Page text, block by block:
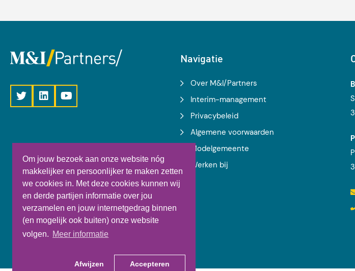
Om jouw bezoek aan onze website nóg
makkelijker en persoonlijker te maken zetten
we cookies in. Met deze cookies kunnen wij
en derde partijen informatie over jou
verzamelen en jouw internetgedrag binnen
(en mogelijk ook buiten) onze website
volgen. Meer informatie
Afwijzen Accepteren
Navigatie
Over M&I/Partners
Interim-management
Privacybeleid
Algemene voorwaarden
Modelgemeente
Werken bij